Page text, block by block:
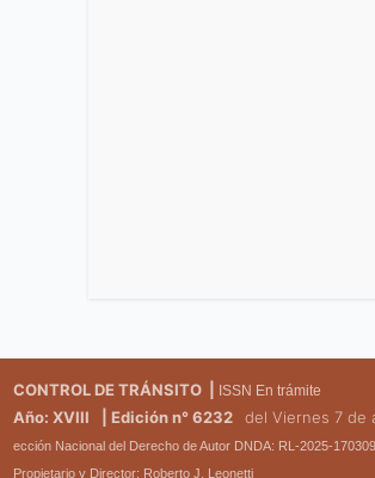
CONTROL DE TRÁNSITO | ISSN En trámite
Año: XVIII | Edición n° 6232 del Viernes 7 de
ección Nacional del Derecho de Autor DNDA: RL-2025-
Propietario y Director: Roberto J. Leonetti